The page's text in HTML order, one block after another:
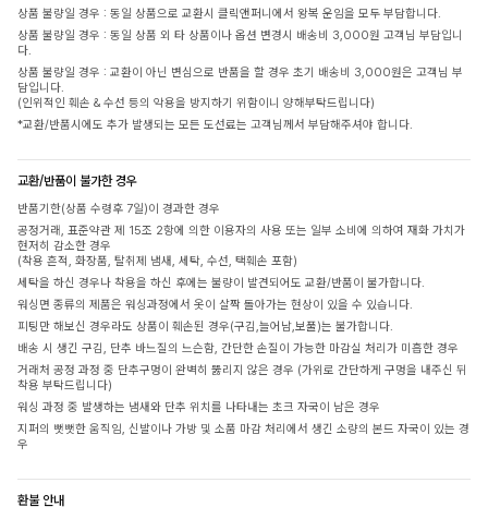
상품 불량일 경우 : 동일 상품으로 교환시 클릭앤퍼니에서 왕복 운임을 모두 부담합니다.
상품 불량일 경우 : 동일 상품 외 타 상품이나 옵션 변경시 배송비 3,000원 고객님 부담입니
다.
상품 불량일 경우 : 교환이 아닌 변심으로 반품을 할 경우 초기 배송비 3,000원은 고객님 부
담입니다.
(인위적인 훼손 & 수선 등의 악용을 방지하기 위함이니 양해부탁드립니다)
*교환/반품시에도 추가 발생되는 모든 도선료는 고객님께서 부담해주셔야 합니다.
교환/반품이 불가한 경우
반품기한(상품 수령후 7일)이 경과한 경우
공정거래, 표준약관 제 15조 2항에 의한 이용자의 사용 또는 일부 소비에 의하여 재화 가치가
현저히 감소한 경우
(착용 흔적, 화장품, 탈취제 냄새, 세탁, 수선, 택훼손 포함)
세탁을 하신 경우나 착용을 하신 후에는 불량이 발견되어도 교환/반품이 불가합니다.
워싱면 종류의 제품은 워싱과정에서 옷이 살짝 돌아가는 현상이 있을 수 있습니다.
피팅만 해보신 경우라도 상품이 훼손된 경우(구김,늘어남,보풀)는 불가합니다.
배송 시 생긴 구김, 단추 바느질의 느슨함, 간단한 손질이 가능한 마감실 처리가 미흡한 경우
거래처 공정 과정 중 단추구멍이 완벽히 뚫리지 않은 경우 (가위로 간단하게 구멍을 내주신 뒤
착용 부탁드립니다)
워싱 과정 중 발생하는 냄새와 단추 위치를 나타내는 초크 자국이 남은 경우
지퍼의 뻣뻣한 움직임, 신발이나 가방 및 소품 마감 처리에서 생긴 소량의 본드 자국이 있는 경
우
환불 안내